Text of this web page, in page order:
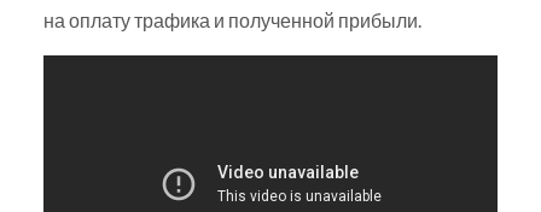
на оплату трафика и полученной прибыли.